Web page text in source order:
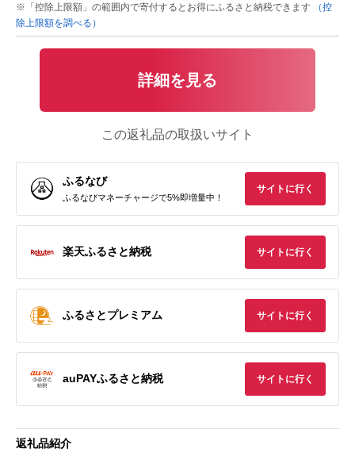
※「控除上限額」の範囲内で寄付するとお得にふるさと納税できます
（控
除上限額を調べる）
詳細を見る
この返礼品の取扱いサイト
ふるなび
ふるなびマネーチャージで5%即増量中！
サイトに行く
楽天ふるさと納税 サイトに行く
ふるさとプレミアム サイトに行く
auPAYふるさと納税 サイトに行く
返礼品紹介